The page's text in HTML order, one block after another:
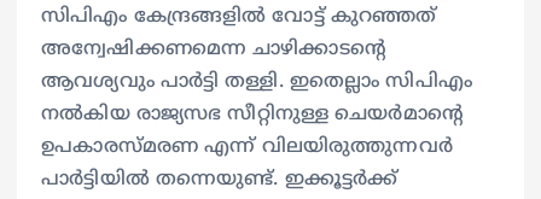
സിപിഎം കേന്ദ്രങ്ങളിൽ വോട്ട് കുറഞ്ഞത്
അന്വേഷിക്കണമെന്ന ചാഴിക്കാടന്റെ
ആവശ്യവും പാർട്ടി തള്ളി. ഇതെല്ലാം സിപിഎം
നൽകിയ രാജ്യസഭ സീറ്റിനുള്ള ചെയർമാന്റെ
ഉപകാരസ്മരണ എന്ന് വിലയിരുത്തുന്നവ‍ർ
പാ‍ർട്ടിയിൽ തന്നെയുണ്ട്. ഇക്കൂട്ടർക്ക്